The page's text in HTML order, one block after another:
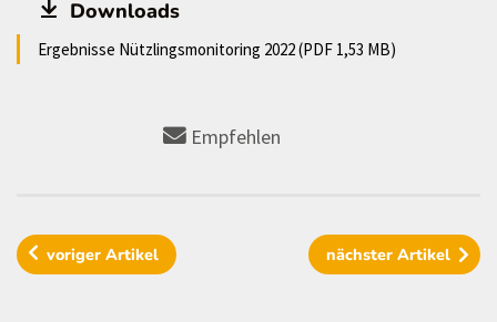
Downloads
Ergebnisse Nützlingsmonitoring 2022 (PDF 1,53 MB)
Empfehlen
vorigerArtikel nächster Artikel